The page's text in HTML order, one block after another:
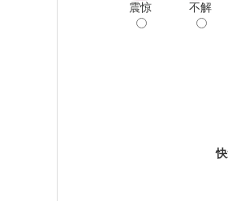
震惊 不解